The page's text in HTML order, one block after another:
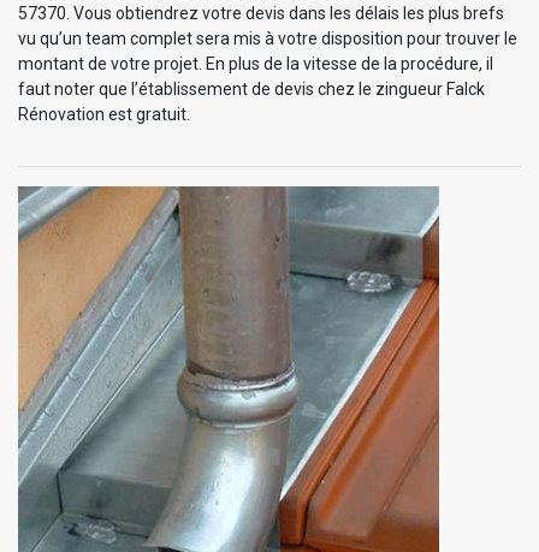
57370. Vous obtiendrez votre devis dans les délais les plus brefs
vu qu’un team complet sera mis à votre disposition pour trouver le
montant de votre projet. En plus de la vitesse de la procédure, il
faut noter que l’établissement de devis chez le zingueur Falck
Rénovation est gratuit.